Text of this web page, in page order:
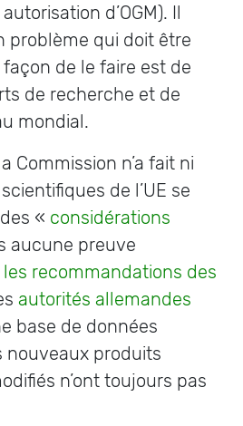
d’OGM). Il
problème qui doit être
de le faire est de
de recherche et de
mondial.
Commission n’a fait ni
de l’UE se
« considérations
aucune preuve
les recommandations des
autorités allemandes
base de données
nouveaux produits
n’ont toujours pas